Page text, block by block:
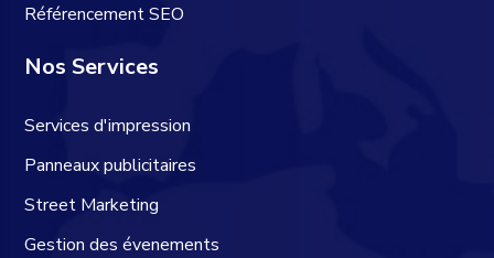
Référencement SEO
Nos Services
Services d'impression
Panneaux publicitaires
Street Marketing
Gestion des évenements